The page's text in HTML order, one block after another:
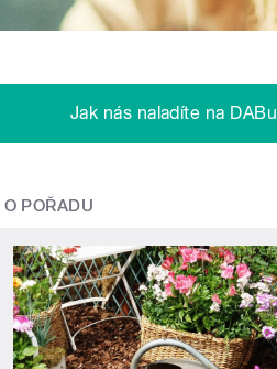
Jak nás naladíte na DABu
O POŘADU